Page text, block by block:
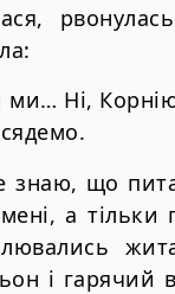
ми… Ні,
знаю, що
а тільки
і гарячий